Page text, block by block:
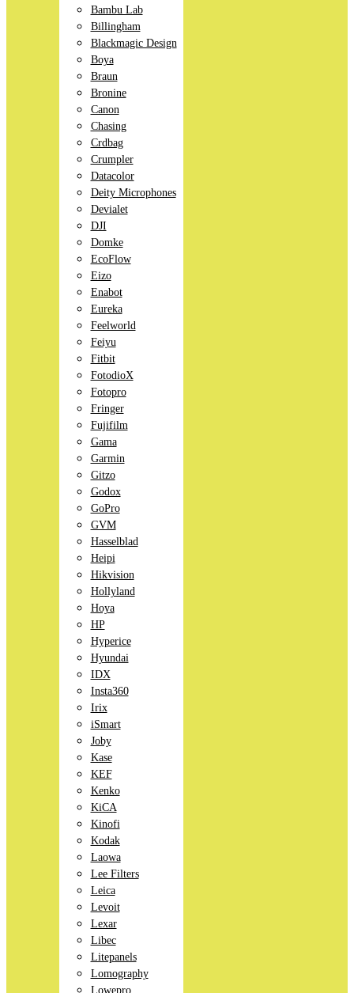
Bambu Lab
Billingham
Blackmagic Design
Boya
Braun
Bronine
Canon
Chasing
Crdbag
Crumpler
Datacolor
Deity Microphones
Devialet
DJI
Domke
EcoFlow
Eizo
Enabot
Eureka
Feelworld
Feiyu
Fitbit
FotodioX
Fotopro
Fringer
Fujifilm
Gama
Garmin
Gitzo
Godox
GoPro
GVM
Hasselblad
Heipi
Hikvision
Hollyland
Hoya
HP
Hyperice
Hyundai
IDX
Insta360
Irix
iSmart
Joby
Kase
KEF
Kenko
KiCA
Kinofi
Kodak
Laowa
Lee Filters
Leica
Levoit
Lexar
Libec
Litepanels
Lomography
Lowepro